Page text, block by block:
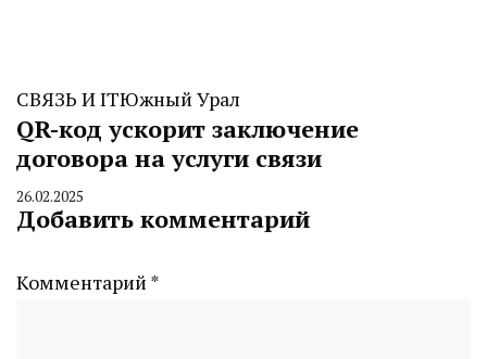
СВЯЗЬ И ITЮжный Урал
QR-код ускорит заключение
договора на услуги связи
By
CHELINDUSTRY
26.02.2025
Добавить комментарий
Комментарий *